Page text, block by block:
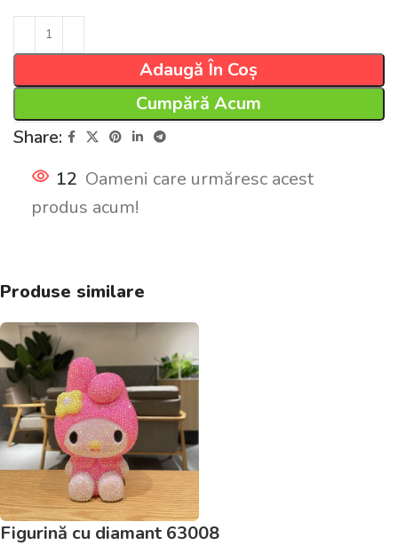
Adaugă În Coș
Cumpără Acum
Share:
12 Oameni care urmăresc acest
produs acum!
Produse similare
Figurină cu diamant 63008